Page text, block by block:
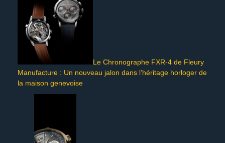
Le Chronographe FXR-4 de Fleury
Manufacture : Un nouveau jalon dans l’héritage horloger de
la maison genevoise